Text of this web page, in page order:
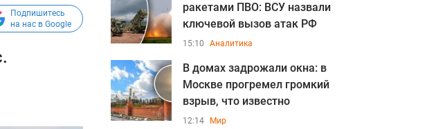
Подпишитесь
на нас в Google
ракетами ПВО: ВСУ назвали
ключевой вызов атак РФ
15:10 Аналитика
В домах задрожали окна: в
Москве прогремел громкий
взрыв, что известно
12:14 Мир